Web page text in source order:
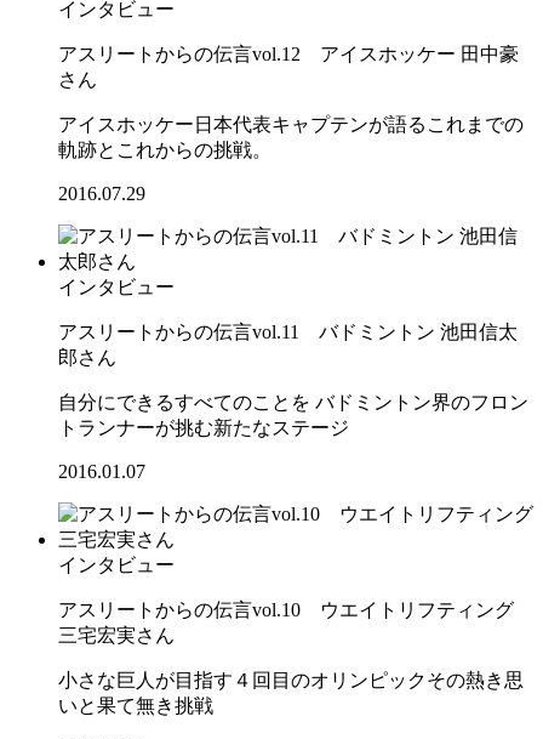
インタビュー
アスリートからの伝言vol.12 アイスホッケー 田中豪
さん
アイスホッケー日本代表キャプテンが語るこれまでの
軌跡とこれからの挑戦。
2016.07.29
インタビュー
アスリートからの伝言vol.11 バドミントン 池田信太
郎さん
自分にできるすべてのことを バドミントン界のフロン
トランナーが挑む新たなステージ
2016.01.07
インタビュー
アスリートからの伝言vol.10 ウエイトリフティング
三宅宏実さん
小さな巨人が目指す４回目のオリンピックその熱き思
いと果て無き挑戦